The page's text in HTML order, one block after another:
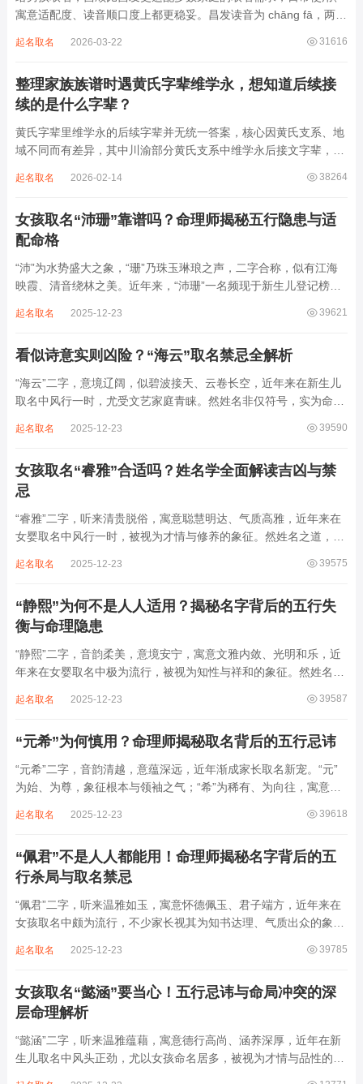
寓意适配度、读音顺口度上都更稳妥。昌发读音为 chāng fā，两个
离叫名字时辨识度不高。昌字本义为兴盛、繁茂，发字核心指向发
31616
起名取名 2026-03-22
整理家族族谱时遇黄氏字辈维学永，想知道后续接
续的是什么字辈？
黄氏字辈里维学永的后续字辈并无统一答案，核心因黄氏支系、地
域不同而有差异，其中川渝部分黄氏支系中维学永后接文字辈，完
某支系的续修字辈，在安岳、岳池一带的黄氏族谱里能明确查到，
38264
起名取名 2026-02-14
女孩取名“沛珊”靠谱吗？命理师揭秘五行隐患与适
配命格
“沛”为水势盛大之象，“珊”乃珠玉琳琅之声，二字合称，似有江海
映霞、清音绕林之美。近年来，“沛珊”一名频现于新生儿登记榜
雅符号，实为命理五行流转之枢纽。一字之选，关乎气场平衡。沛
39621
起名取名 2025-12-23
看似诗意实则凶险？“海云”取名禁忌全解析
“海云”二字，意境辽阔，似碧波接天、云卷长空，近年来在新生儿
取名中风行一时，尤受文艺家庭青睐。然姓名非仅符号，实为命局
滔天，木浮无根，阴气过重，易致意志不坚、事业漂泊、健康受
39590
起名取名 2025-12-23
女孩取名“睿雅”合适吗？姓名学全面解读吉凶与禁
忌
“睿雅”二字，听来清贵脱俗，寓意聪慧明达、气质高雅，近年来在
女婴取名中风行一时，被视为才情与修养的象征。然姓名之道，贵
增心力。细察“睿雅”之局，实藏金水成势、火土受制之患，若不顾
39575
起名取名 2025-12-23
“静熙”为何不是人人适用？揭秘名字背后的五行失
衡与命理隐患
“静熙”二字，音韵柔美，意境安宁，寓意文雅内敛、光明和乐，近
年来在女婴取名中极为流行，被视为知性与祥和的象征。然姓名命
象，实藏金水偏寒、火气受制之弊，若不顾八字强弱，盲目套用，
39587
起名取名 2025-12-23
“元希”为何慎用？命理师揭秘取名背后的五行忌讳
“元希”二字，音韵清越，意蕴深远，近年渐成家长取名新宠。“元”
为始、为尊，象征根本与领袖之气；“希”为稀有、为向往，寓意卓
象。然姓名非止文雅，实为命理气场之枢纽。一字之选，关乎运途
39618
起名取名 2025-12-23
“佩君”不是人人都能用！命理师揭秘名字背后的五
行杀局与取名禁忌
“佩君”二字，听来温雅如玉，寓意怀德佩玉、君子端方，近年来在
女孩取名中颇为流行，不少家长视其为知书达理、气质出众的象
察“佩君”之象，实藏金气过旺、木土受制之局，若不顾命主五行强
39785
起名取名 2025-12-23
女孩取名“懿涵”要当心！五行忌讳与命局冲突的深
层命理解析
“懿涵”二字，听来温雅蕴藉，寓意德行高尚、涵养深厚，近年在新
生儿取名中风头正劲，尤以女孩命名居多，被视为才情与品性的完